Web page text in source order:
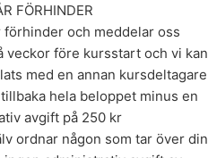
FÖRHINDER
förhinder och meddelar oss
veckor före kursstart och vi kan
med en annan kursdeltagare
hela beloppet minus en
avgift på 250 kr
ordnar någon som tar över din